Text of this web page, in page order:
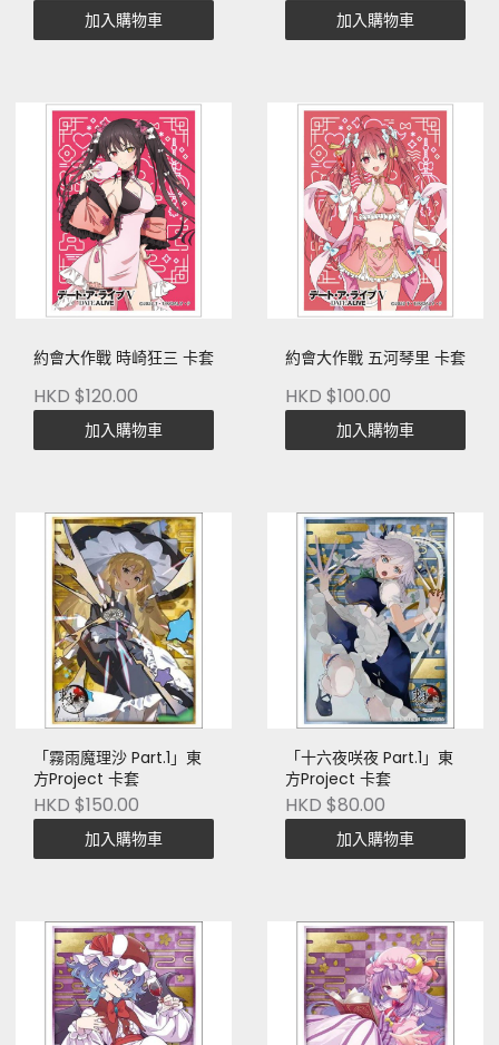
加入購物車 加入購物車
約會大作戰 時崎狂三 卡套
HKD $120.00
加入購物車
約會大作戰 五河琴里 卡套
HKD $100.00
加入購物車
「霧雨魔理沙 Part.1」東
方Project 卡套
HKD $150.00
加入購物車
「十六夜咲夜 Part.1」東
方Project 卡套
HKD $80.00
加入購物車